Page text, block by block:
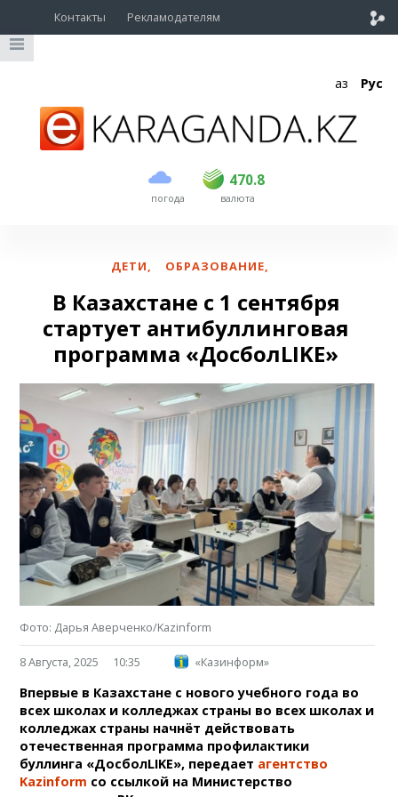
Контакты Рекламодателям
Қаз Рус
погода
470.8
USD 468.5 470.8
EUR валюта
ДЕТИ, ОБРАЗОВАНИЕ,
В Казахстане с 1 сентября
стартует антибуллинговая
программа «ДосболLIKE»
Фото: Дарья Аверченко/Kazinform
8 Августа, 2025 10:35 «Казинформ»
Впервые в Казахстане с нового учебного года во
всех школах и колледжах страны во всех школах и
колледжах страны начнёт действовать
отечественная программа профилактики
буллинга «ДосболLIKE», передает агентство
Kazinform со ссылкой на Министерство